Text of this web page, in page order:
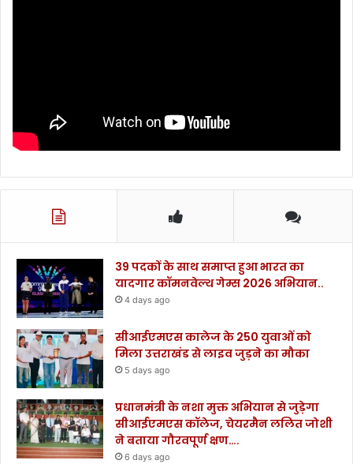
39 पदकों के साथ समाप्त हुआ भारत का
यादगार कॉमनवेल्थ गेम्स 2026 अभियान..
4 days ago
सीआईएमएस कालेज के 250 युवाओं को
मिला उत्तराखंड से लाइव जुड़ने का मौका
5 days ago
प्रधानमंत्री के नशा मुक्त अभियान से जुड़ेगा
सीआईएमएस कॉलेज, चेयरमैन ललित जोशी
ने बताया गौरवपूर्ण क्षण….
6 days ago